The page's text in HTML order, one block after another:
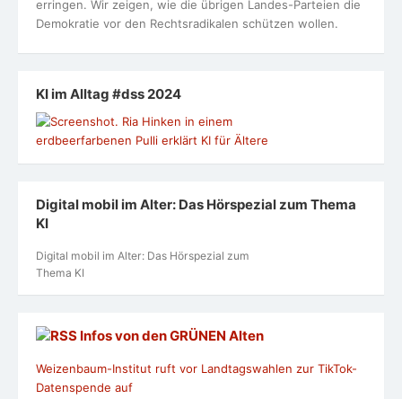
erringen. Wir zeigen, wie die übrigen Landes-Parteien die
Demokratie vor den Rechtsradikalen schützen wollen.
KI im Alltag #dss 2024
Digital mobil im Alter: Das Hörspezial zum Thema
KI
Digital mobil im Alter: Das Hörspezial zum
Thema KI
Infos von den GRÜNEN Alten
Weizenbaum-Institut ruft vor Landtagswahlen zur TikTok-
Datenspende auf